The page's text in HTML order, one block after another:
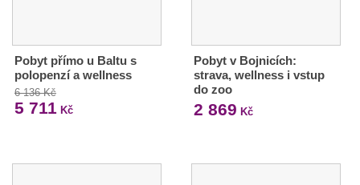
Pobyt přímo u Baltu s
polopenzí a wellness
6 136 Kč
5 711 Kč
Pobyt v Bojnicích:
strava, wellness i vstup
do zoo
2 869 Kč